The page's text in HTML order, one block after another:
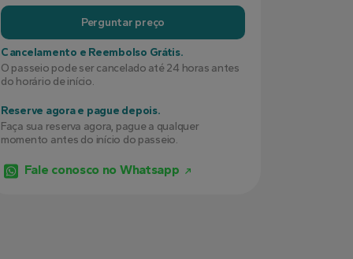
Perguntar preço
Cancelamento e Reembolso Grátis.
O passeio pode ser cancelado até 24 horas antes
do horário de início.
Reserve agora e pague depois.
Faça sua reserva agora, pague a qualquer
momento antes do início do passeio.
Fale conosco no Whatsapp